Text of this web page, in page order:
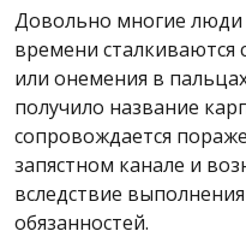
Довольно многие люди
времени
или онемения в
получило название
сопровождается
запястном канале и
вследствие
обязанностей.